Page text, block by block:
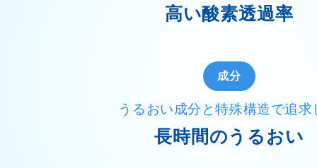
高い酸素透過率
成分
うるおい成分と特殊構造で追求
長時間のうるおい